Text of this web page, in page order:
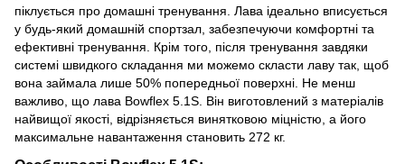
піклується про домашні тренування. Лава ідеально вписується
у будь-який домашній спортзал, забезпечуючи комфортні та
ефективні тренування. Крім того, після тренування завдяки
системі швидкого складання ми можемо скласти лаву так, щоб
вона займала лише 50% попередньої поверхні. Не менш
важливо, що лава Bowflex 5.1S. Він виготовлений з матеріалів
найвищої якості, відрізняється винятковою міцністю, а його
максимальне навантаження становить 272 кг.